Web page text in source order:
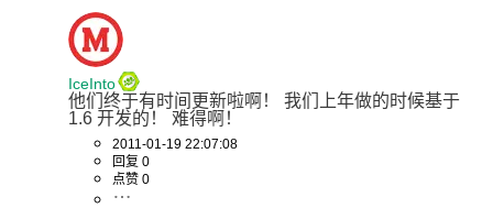
IceInto
他们终于有时间更新啦啊！ 我们上年做的时候基于
1.6 开发的！ 难得啊！
2011-01-19 22:07:08
回复 0
点赞 0